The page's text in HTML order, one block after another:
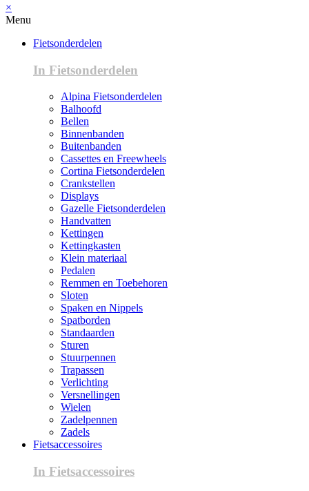
×
Menu
Fietsonderdelen
In Fietsonderdelen
Alpina Fietsonderdelen
Balhoofd
Bellen
Binnenbanden
Buitenbanden
Cassettes en Freewheels
Cortina Fietsonderdelen
Crankstellen
Displays
Gazelle Fietsonderdelen
Handvatten
Kettingen
Kettingkasten
Klein materiaal
Pedalen
Remmen en Toebehoren
Sloten
Spaken en Nippels
Spatborden
Standaarden
Sturen
Stuurpennen
Trapassen
Verlichting
Versnellingen
Wielen
Zadelpennen
Zadels
Fietsaccessoires
In Fietsaccessoires